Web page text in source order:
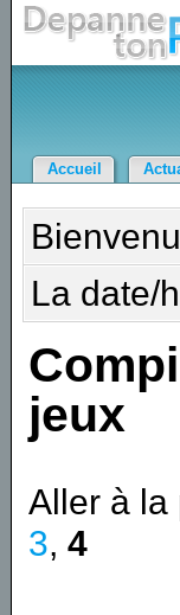
Accueil
La date/
jeux
Aller à la
3,4